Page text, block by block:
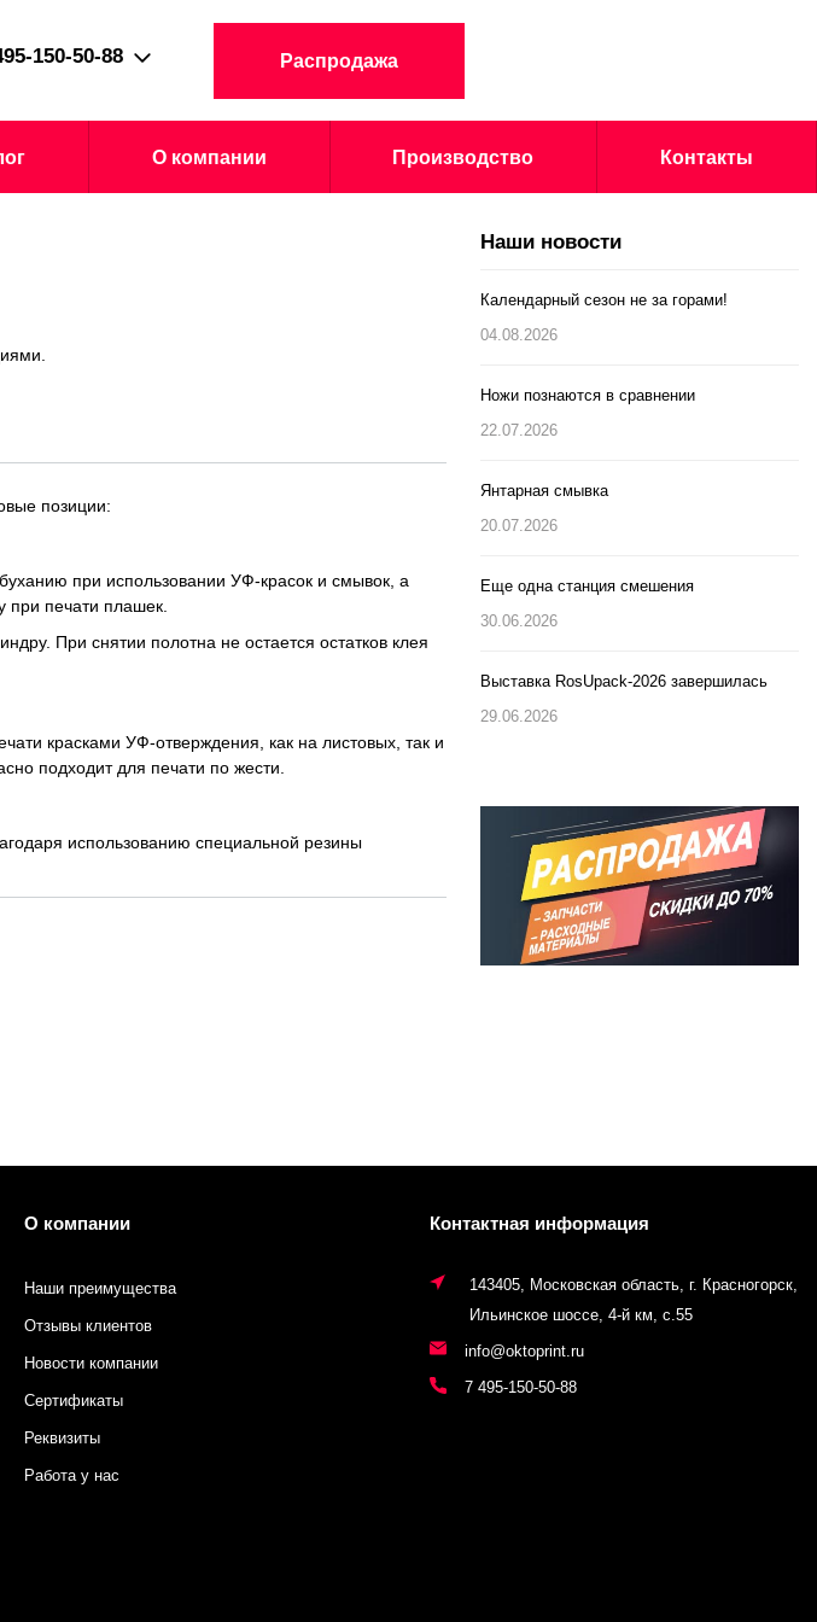
150-50-88 Распродажа
О компании Производство Контакты
Наши новости
Календарный сезон не за горами!
04.08.2026
Ножи познаются в сравнении
22.07.2026
Янтарная смывка
20.07.2026
Еще одна станция смешения
30.06.2026
Выставка RosUpack-2026 завершилась
29.06.2026
позиции:
при использовании УФ-красок и смывок, а
при печати плашек.
При снятии полотна не остается остатков клея
красками УФ-отверждения, как на листовых, так и
подходит для печати по жести.
использованию специальной резины
О компании
Наши преимущества
Отзывы клиентов
Новости компании
Сертификаты
Реквизиты
Работа у нас
Контактная информация
143405, Московская область, г. Красногорск,
Ильинское шоссе, 4-й км, с.55
info@oktoprint.ru
7 495-150-50-88